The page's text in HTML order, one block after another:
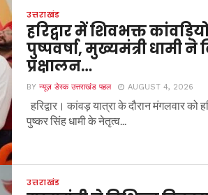
उत्तराखंड
हरिद्वार में शिवभक्त
पुष्पवर्षा, मुख्यमंत्री धामी
प्रक्षालन…
BYन्यूज़ डेस्क उत्तराखंड पहल AUGUST 4, 2026
हरिद्वार। कांवड़ यात्रा के दौरान मंगलवार को
पुष्कर सिंह धामी के नेतृत्व...
उत्तराखंड